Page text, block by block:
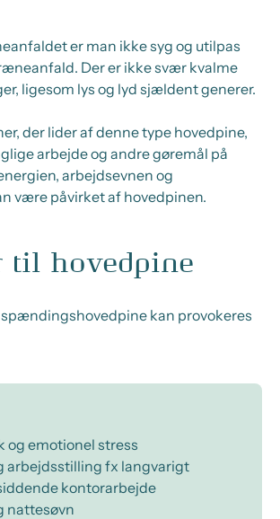
er man ikke syg og utilpas
Der er ikke svær kvalme
ligesom lys og lyd sjældent generer.
der lider af denne type hovedpine,
arbejde og andre gøremål på
arbejdsevnen og
være påvirket af hovedpinen.
til hovedpine
kan provokeres
og emotionel stress
arbejdsstilling fx langvarigt
kontorarbejde
nattesøvn